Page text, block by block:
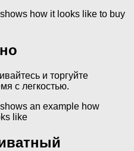
и торгуйте
с легкостью.